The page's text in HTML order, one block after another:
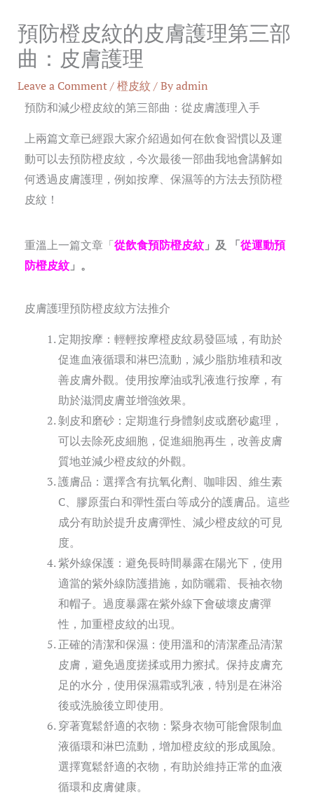
預防橙皮紋的皮膚護理第三部
曲：皮膚護理
Leave a Comment/橙皮紋/ Byadmin
預防和減少橙皮紋的第三部曲：從皮膚護理入手
上兩篇文章已經跟大家介紹過如何在飲食習慣以及運
動可以去預防橙皮紋，今次最後一部曲我地會講解如
何透過皮膚護理，例如按摩、保濕等的方法去預防橙
皮紋！
重溫上一篇文章「從飲食預防橙皮紋」及 「從運動預
防橙皮紋」。
皮膚護理預防橙皮紋方法推介
定期按摩：輕輕按摩橙皮紋易發區域，有助於
促進血液循環和淋巴流動，減少脂肪堆積和改
善皮膚外觀。使用按摩油或乳液進行按摩，有
助於滋潤皮膚並增強效果。
剝皮和磨砂：定期進行身體剝皮或磨砂處理，
可以去除死皮細胞，促進細胞再生，改善皮膚
質地並減少橙皮紋的外觀。
護膚品：選擇含有抗氧化劑、咖啡因、維生素
C、膠原蛋白和彈性蛋白等成分的護膚品。這些
成分有助於提升皮膚彈性、減少橙皮紋的可見
度。
紫外線保護：避免長時間暴露在陽光下，使用
適當的紫外線防護措施，如防曬霜、長袖衣物
和帽子。過度暴露在紫外線下會破壞皮膚彈
性，加重橙皮紋的出現。
正確的清潔和保濕：使用溫和的清潔產品清潔
皮膚，避免過度搓揉或用力擦拭。保持皮膚充
足的水分，使用保濕霜或乳液，特別是在淋浴
後或洗臉後立即使用。
穿著寬鬆舒適的衣物：緊身衣物可能會限制血
液循環和淋巴流動，增加橙皮紋的形成風險。
選擇寬鬆舒適的衣物，有助於維持正常的血液
循環和皮膚健康。